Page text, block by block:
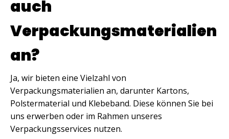
auch
Verpackungsmaterialien
an?
Ja, wir bieten eine Vielzahl von
Verpackungsmaterialien an, darunter Kartons,
Polstermaterial und Klebeband. Diese können Sie bei
uns erwerben oder im Rahmen unseres
Verpackungsservices nutzen.